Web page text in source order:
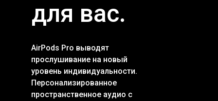
для вас.
AirPods Pro выводят
прослушивание на новый
уровень индивидуальности.
Персонализированное
пространственное аудио с